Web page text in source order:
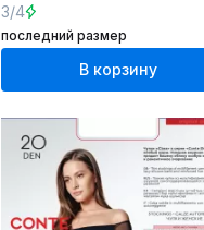
3/4
последний размер
В корзину